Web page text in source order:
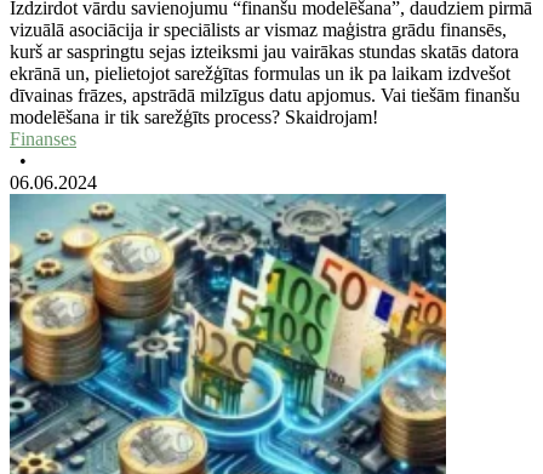
Izdzirdot vārdu savienojumu “finanšu modelēšana”, daudziem pirmā
vizuālā asociācija ir speciālists ar vismaz maģistra grādu finansēs,
kurš ar saspringtu sejas izteiksmi jau vairākas stundas skatās datora
ekrānā un, pielietojot sarežģītas formulas un ik pa laikam izdvešot
dīvainas frāzes, apstrādā milzīgus datu apjomus. Vai tiešām finanšu
modelēšana ir tik sarežģīts process? Skaidrojam!
Finanses
•
06.06.2024